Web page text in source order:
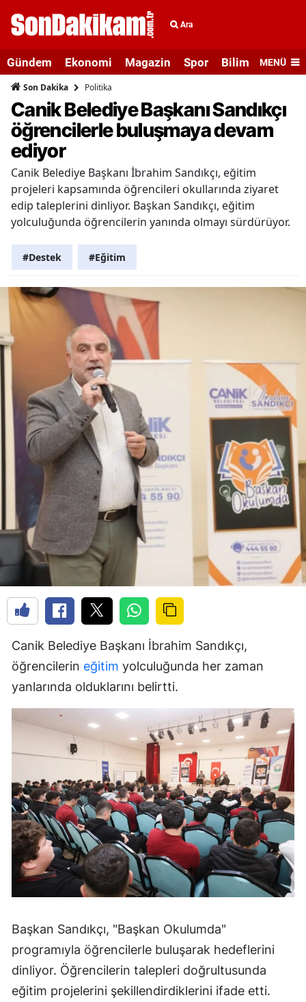
Ara
Gündem Ekonomi Magazin Spor Bilim veMENÜ
Son Dakika Politika
Canik Belediye Başkanı Sandıkçı
öğrencilerle buluşmaya devam
ediyor
Canik Belediye Başkanı İbrahim Sandıkçı, eğitim
projeleri kapsamında öğrencileri okullarında ziyaret
edip taleplerini dinliyor. Başkan Sandıkçı, eğitim
yolculuğunda öğrencilerin yanında olmayı sürdürüyor.
#Destek #Eğitim
Canik Belediye Başkanı İbrahim Sandıkçı,
öğrencilerin eğitim yolculuğunda her zaman
yanlarında olduklarını belirtti.
Başkan Sandıkçı, "Başkan Okulumda"
programıyla öğrencilerle buluşarak hedeflerini
dinliyor. Öğrencilerin talepleri doğrultusunda
eğitim projelerini şekillendirdiklerini ifade etti.